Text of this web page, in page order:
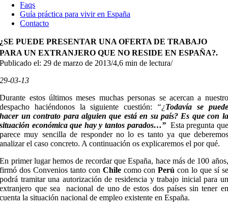
Faqs
Guía práctica para vivir en España
Contacto
¿SE PUEDE PRESENTAR UNA OFERTA DE TRABAJO
PARA UN EXTRANJERO QUE NO RESIDE EN ESPAÑA?.
Publicado el: 29 de marzo de 2013/4,6 min de lectura/
29-03-13
Durante estos últimos meses muchas personas se acercan a nuestro
despacho haciéndonos la siguiente cuestión: “¿Todavía se puede
hacer un contrato para alguien que está en su país? Es que con la
situación económica que hay y tantos parados…” Esta pregunta que
parece muy sencilla de responder no lo es tanto ya que deberemos
analizar el caso concreto. A continuación os explicaremos el por qué.
En primer lugar hemos de recordar que España, hace más de 100 años,
firmó dos Convenios tanto con Chilecomo conPerú con lo que sí se
podrá tramitar una autorización de residencia y trabajo inicial para un
extranjero que sea nacional de uno de estos dos países sin tener en
cuenta la situación nacional de empleo existente en España.